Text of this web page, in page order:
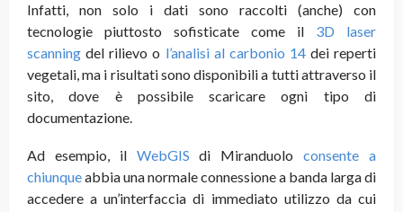
Infatti, non solo i dati sono raccolti (anche) con
tecnologie piuttosto sofisticate come il 3D laser
scanningdel rilievo o l’analisi al carbonio 14 dei reperti
vegetali, ma i risultati sono disponibili a tutti attraverso il
sito, dove è possibile scaricare ogni tipo di
documentazione.
Ad esempio, il WebGIS di Miranduoloconsente a
chiunqueabbia una normale connessione a banda larga di
accedere a un’interfaccia di immediato utilizzo da cui